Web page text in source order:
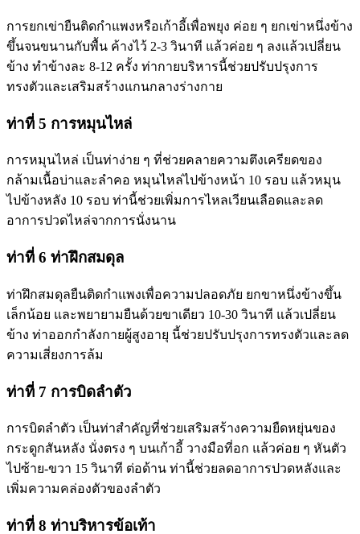
การยกเข่ายืนติดกำแพงหรือเก้าอี้เพื่อพยุง ค่อย ๆ ยกเข่าหนึ่งข้าง
ขึ้นจนขนานกับพื้น ค้างไว้ 2-3 วินาที แล้วค่อย ๆ ลงแล้วเปลี่ยน
ข้าง ทำข้างละ 8-12 ครั้ง ท่ากายบริหารนี้ช่วยปรับปรุงการ
ทรงตัวและเสริมสร้างแกนกลางร่างกาย
ท่าที่ 5 การหมุนไหล่
การหมุนไหล่ เป็นท่าง่าย ๆ ที่ช่วยคลายความตึงเครียดของ
กล้ามเนื้อบ่าและลำคอ หมุนไหล่ไปข้างหน้า 10 รอบ แล้วหมุน
ไปข้างหลัง 10 รอบ ท่านี้ช่วยเพิ่มการไหลเวียนเลือดและลด
อาการปวดไหล่จากการนั่งนาน
ท่าที่ 6 ท่าฝึกสมดุล
ท่าฝึกสมดุลยืนติดกำแพงเพื่อความปลอดภัย ยกขาหนึ่งข้างขึ้น
เล็กน้อย และพยายามยืนด้วยขาเดียว 10-30 วินาที แล้วเปลี่ยน
ข้าง ท่าออกกำลังกายผู้สูงอายุ นี้ช่วยปรับปรุงการทรงตัวและลด
ความเสี่ยงการล้ม
ท่าที่ 7 การบิดลำตัว
การบิดลำตัว เป็นท่าสำคัญที่ช่วยเสริมสร้างความยืดหยุ่นของ
กระดูกสันหลัง นั่งตรง ๆ บนเก้าอี้ วางมือที่อก แล้วค่อย ๆ หันตัว
ไปซ้าย-ขวา 15 วินาที ต่อด้าน ท่านี้ช่วยลดอาการปวดหลังและ
เพิ่มความคล่องตัวของลำตัว
ท่าที่ 8 ท่าบริหารข้อเท้า